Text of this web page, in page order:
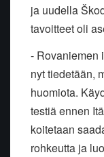
ja uudella
tavoitteet oli
- Rovaniemen
nyt tiedetään,
huomiota.
testiä ennen
koitetaan
rohkeutta ja